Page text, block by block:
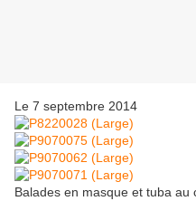
Le 7 septembre 2014
Balades en masque et tuba